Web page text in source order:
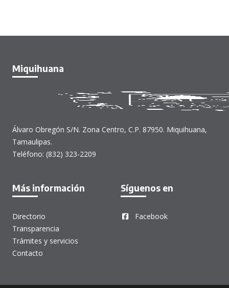
Miquihuana
Álvaro Obregón S/N. Zona Centro, C.P. 87950. Miquihuana,
Tamaulipas.
Teléfono: (832) 323-2209
Más información
Directorio
Transparencia
Trámites y servicios
Contacto
Síguenos en
Facebook